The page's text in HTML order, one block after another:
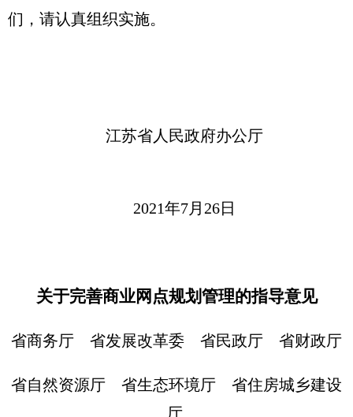
们，请认真组织实施。
江苏省人民政府办公厅
2021年7月26日
关于完善商业网点规划管理的指导意见
省商务厅 省发展改革委 省民政厅 省财政厅
省自然资源厅 省生态环境厅 省住房城乡建设
厅